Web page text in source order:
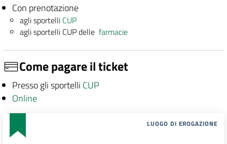
Con prenotazione
agli sportelli CUP
agli sportelli CUP dellefarmacie
Come pagare il ticket
Presso gli sportelli CUP
Online
LUOGO DI EROGAZIONE